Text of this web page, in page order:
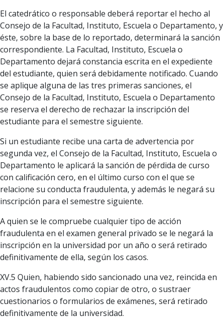
El catedrático o responsable deberá reportar el hecho al
Consejo de la Facultad, Instituto, Escuela o Departamento, y
éste, sobre la base de lo reportado, determinará la sanción
correspondiente. La Facultad, Instituto, Escuela o
Departamento dejará constancia escrita en el expediente
del estudiante, quien será debidamente notificado. Cuando
se aplique alguna de las tres primeras sanciones, el
Consejo de la Facultad, Instituto, Escuela o Departamento
se reserva el derecho de rechazar la inscripción del
estudiante para el semestre siguiente.
Si un estudiante recibe una carta de advertencia por
segunda vez, el Consejo de la Facultad, Instituto, Escuela o
Departamento le aplicará la sanción de pérdida de curso
con calificación cero, en el último curso con el que se
relacione su conducta fraudulenta, y además le negará su
inscripción para el semestre siguiente.
A quien se le compruebe cualquier tipo de acción
fraudulenta en el examen general privado se le negará la
inscripción en la universidad por un año o será retirado
definitivamente de ella, según los casos.
XV.5 Quien, habiendo sido sancionado una vez, reincida en
actos fraudulentos como copiar de otro, o sustraer
cuestionarios o formularios de exámenes, será retirado
definitivamente de la universidad.